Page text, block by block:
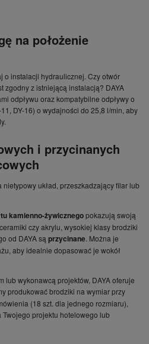
na położenie
o instalacji hydraulicznej. Czy otwór
zgodny z istniejącą instalacją? DAYA
odpływu oraz kompatybilne odpływy o
, DY-16) o wydajności do 25,8 l/min, aby
i przycinanych
układ, przeszkadzający filar lub
kamienno-żywicznegopokazują swoją
czy akrylu, wysokiej klasy brodziki
od DAYA sąprzycinane. Można je
aby idealnie dopasować je wokół
lub wykonawcą projektów, DAYA oferuje
produkować brodziki na wymiar przy
(18 szt. dla jednego rozmiaru),
Twojego projektu hotelowego lub